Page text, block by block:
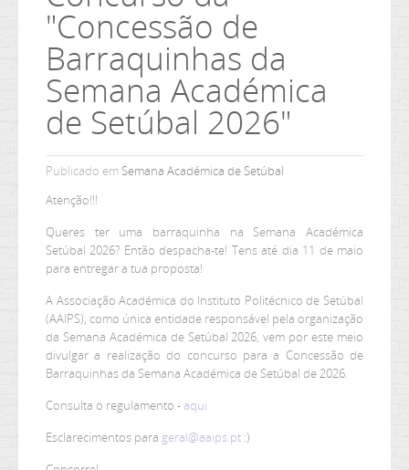
"Concessão de
Barraquinhas da
Semana Académica
de Setúbal 2026"
Publicado em Semana Académica de Setúbal
Atenção!!!
Queres ter uma barraquinha na Semana Académica
Setúbal 2026? Então despacha-te! Tens até dia 11 de maio
para entregar a tua proposta!
A Associação Académica do Instituto Politécnico de Setúbal
(AAIPS), como única entidade responsável pela organização
da Semana Académica de Setúbal 2026, vem por este meio
divulgar a realização do concurso para a Concessão de
Barraquinhas da Semana Académica de Setúbal de 2026.
Consulta o regulamento -aqui
Esclarecimentos para geral@aaips.pt :)